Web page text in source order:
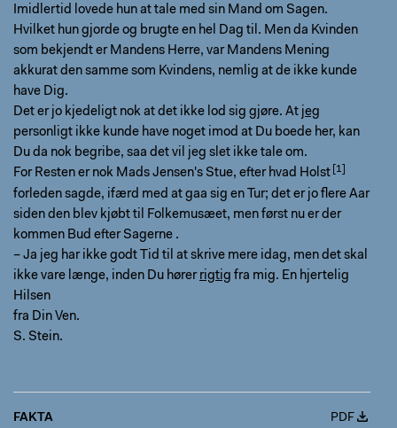
Imidlertid lovede hun at tale med sin Mand om Sagen.
Hvilket hun gjorde og brugte en hel Dag til. Men da Kvinden
som bekjendt er Mandens Herre, var Mandens Mening
akkurat den samme som Kvindens, nemlig at de ikke kunde
have Dig.
Det er jo kjedeligt nok at det ikke lod sig gjøre. At jeg
personligt ikke kunde have noget imod at Du boede her, kan
Du da nok begribe, saa det vil jeg slet ikke tale om.
For Resten er nok Mads Jensen's Stue, efter hvad Holst
forleden sagde, ifærd med at gaa sig en Tur; det er jo flere Aar
siden den blev kjøbt til Folkemusæet, men først nu er der
kommen Bud efter Sagerne .
– Ja jeg har ikke godt Tid til at skrive mere idag, men det skal
ikke vare længe, inden Du hører rigtig fra mig. En hjertelig
Hilsen
fra Din Ven.
S. Stein.
FAKTA PDF